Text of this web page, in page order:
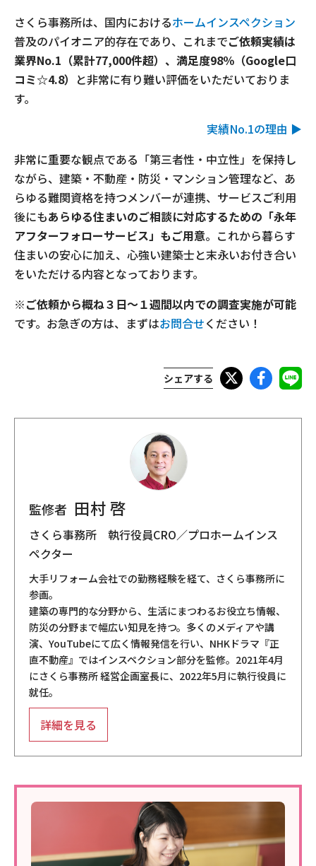
さくら事務所は、国内におけるホームインスペクション
普及のパイオニア的存在であり、これまでご依頼実績は
業界No.1 （累計77,000件超）、満足度98％（Google口
コミ☆4.8） と非常に有り難い評価をいただいておりま
す。
実績No.1の理由 ▶
非常に重要な観点である「第三者性・中立性」を保持し
ながら、建築・不動産・防災・マンション管理など、あ
らゆる難関資格を持つメンバーが連携、サービスご利用
後にもあらゆる住まいのご相談に対応するための「永年
アフターフォローサービス」もご用意。これから暮らす
住まいの安心に加え、心強い建築士と末永いお付き合い
をいただける内容となっております。
※ご依頼から概ね３日～１週間以内での調査実施が可能
です。お急ぎの方は、まずはお問合せください！
シェアする
監修者 田村 啓
さくら事務所 執行役員CRO／プロホームインス
ペクター
大手リフォーム会社での勤務経験を経て、さくら事務所に
参画。
建築の専門的な分野から、生活にまつわるお役立ち情報、
防災の分野まで幅広い知見を持つ。多くのメディアや講
演、YouTubeにて広く情報発信を行い、NHKドラマ『正
直不動産』ではインスペクション部分を監修。2021年4月
にさくら事務所 経営企画室長に、2022年5月に執行役員に
就任。
詳細を見る